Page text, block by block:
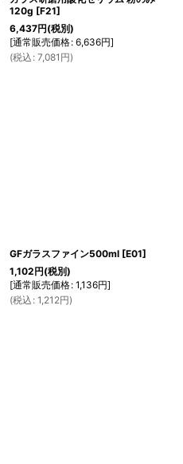
120g [F21]
6,437円(税別)
[通常販売価格: 6,636円]
(税込 : 7,081 円)
GFガラスファイン500ml [E01]
1,102円(税別)
[通常販売価格: 1,136円]
(税込 : 1,212円)